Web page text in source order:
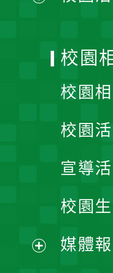
校園
校園
校園
宣導
校園
媒體